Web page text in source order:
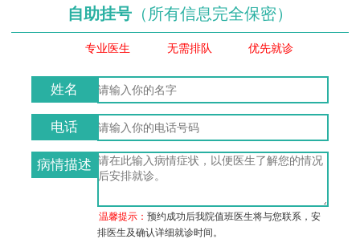
自助挂号 （所有信息完全保密）
专业医生 无需排队 优先就诊
姓名
电话
病情描述
温馨提示：预约成功后我院值班医生将与您联系，安
排医生及确认详细就诊时间。